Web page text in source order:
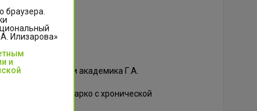
НМИЦ ТО имени академика Г.А.
– стопа Шарко с хронической
браузера.
Илизарова»
и